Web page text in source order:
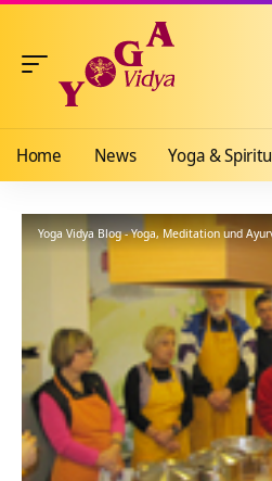
Home News Yoga &
Yoga Vidya Blog - Yoga, Meditation und